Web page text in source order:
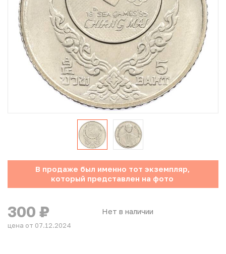
Юбилейные монеты Банка России (с 1999 года)
Памятные и инвестиционные монеты СССР и России
Иностранные монеты
Неофициальные выпуски монет (Unusual)
Античные и средневековые монеты
В продаже был именно тот экземпляр,
который представлен на фото
Нет в наличии
300 ₽
цена от 07.12.2024